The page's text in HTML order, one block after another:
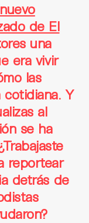
de El
una
era vivir
las
cotidiana. Y
al
se ha
reportear
detrás de